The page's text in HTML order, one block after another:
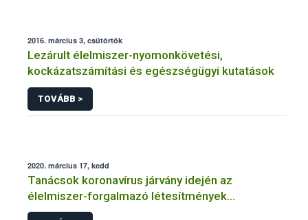
2016. március 3, csütörtök
Lezárult élelmiszer-nyomonkövetési,
kockázatszámítási és egészségügyi kutatások
TOVÁBB >
2020. március 17, kedd
Tanácsok koronavírus járvány idején az
élelmiszer-forgalmazó létesítmények
üzemeltetőinek